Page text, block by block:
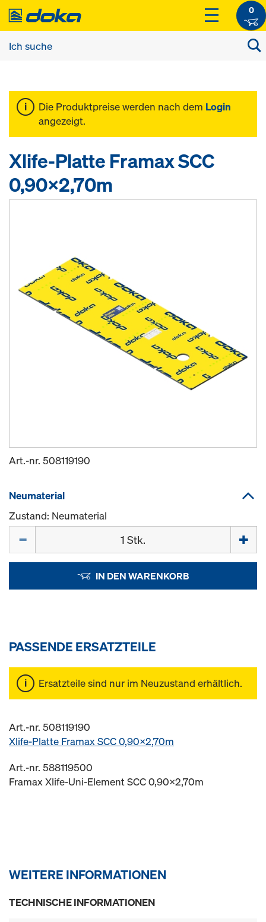
0
Die Produktpreise werden nach dem Login
angezeigt.
Xlife-Platte Framax SCC
0,90x2,70m
Art.-nr. 508119190
Neumaterial
Zustand: Neumaterial
IN DEN WARENKORB
PASSENDE ERSATZTEILE
Ersatzteile sind nur im Neuzustand erhältlich.
Art.-nr. 508119190
Xlife-Platte Framax SCC 0,90x2,70m
Art.-nr. 588119500
Framax Xlife-Uni-Element SCC 0,90x2,70m
WEITERE INFORMATIONEN
TECHNISCHE INFORMATIONEN